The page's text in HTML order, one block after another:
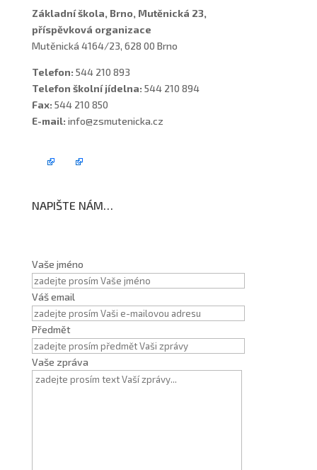
Základní škola, Brno, Mutěnická 23,
příspěvková organizace
Mutěnická 4164/23, 628 00 Brno
Telefon: 544 210 893
Telefon školní jídelna: 544 210 894
Fax: 544 210 850
E-mail: info@zsmutenicka.cz
NAPIŠTE NÁM…
Vaše jméno
Váš email
Předmět
Vaše zpráva